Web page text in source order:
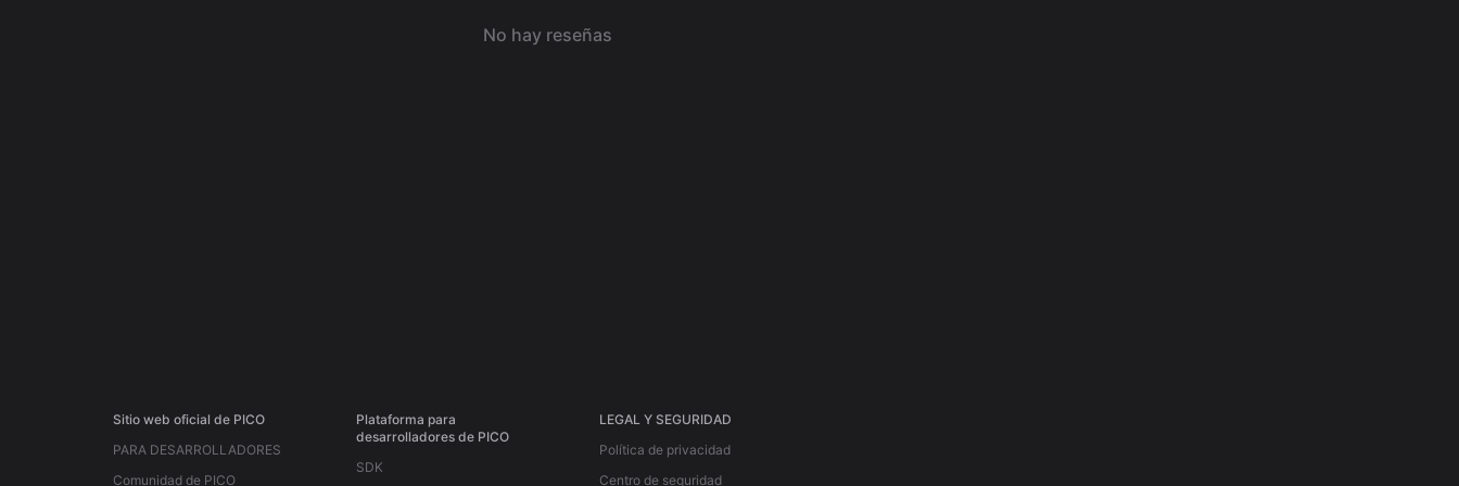
No hay reseñas
Sitio web oficial de PICO
PARA DESARROLLADORES
Comunidad de PICO
Plataforma para
desarrolladores de PICO
SDK
LEGAL Y SEGURIDAD
Política de privacidad
Centro de seguridad